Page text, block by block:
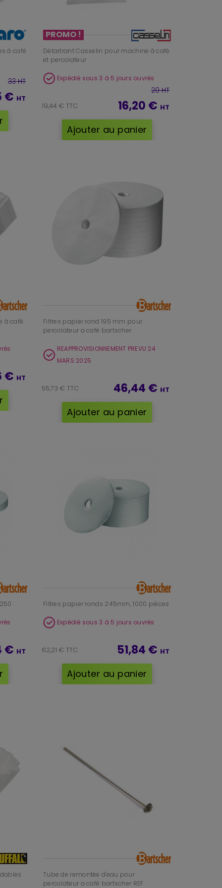
à café
33 HT
€ HT
PROMO !
Détartrant Casselin pour machine à café
et percolateur
Expédié sous 3 à 5 jours ouvrés
19,44 € TTC
20 HT
16,20 € HT
Ajouter au panier
à café
€ HT
Filtres papier rond 195 mm pour
percolateur a café bartscher
REAPPROVISIONNEMENT PREVU 24
MARS 2025
55,73 € TTC 46,44 € HT
Ajouter au panier
€ HT
Filtres papier ronds 245mm, 1000 pièces
Expédié sous 3 à 5 jours ouvrés
62,21 € TTC 51,84 € HT
Ajouter au panier
Tube de remontée d'eau pour
percolateur a café bartscher REF